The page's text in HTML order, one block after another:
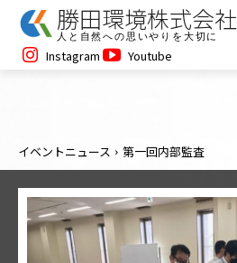
勝田環境株式会社
人と自然への思いやりを大切に
Instagram Youtube
イベントニュース 第一回内部監査